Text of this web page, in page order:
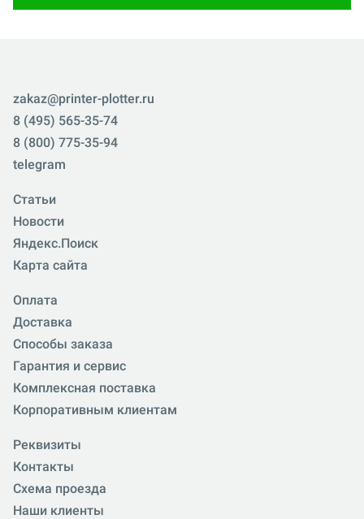
zakaz@printer-plotter.ru
8 (495) 565-35-74
8 (800) 775-35-94
telegram
Статьи
Новости
Яндекс.Поиск
Карта сайта
Оплата
Доставка
Способы заказа
Гарантия и сервис
Комплексная поставка
Корпоративным клиентам
Реквизиты
Контакты
Схема проезда
Наши клиенты